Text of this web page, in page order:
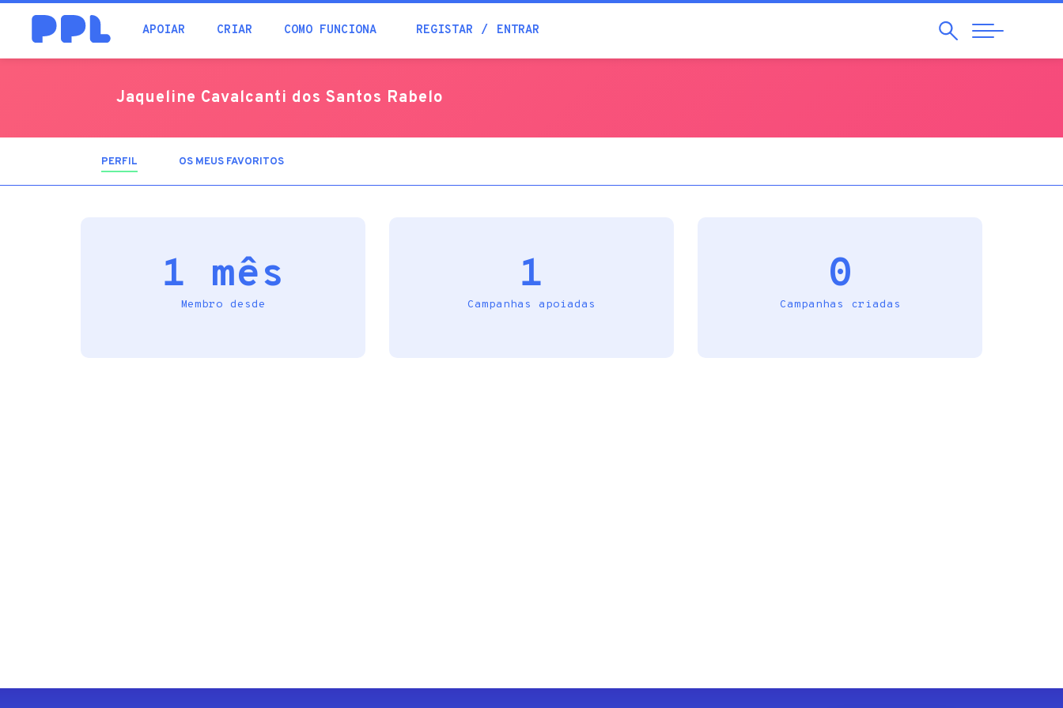
APOIAR CRIAR COMO FUNCIONA REGISTAR ENTRAR Pesquisar
Abrir
Navegação
procura
Jaqueline Cavalcanti dos Santos Rabelo
PERFIL (SEPARADOROS MEUS FAVORITOS
1 mês
Membro desde
1
Campanhas apoiadas
0
Campanhas criadas